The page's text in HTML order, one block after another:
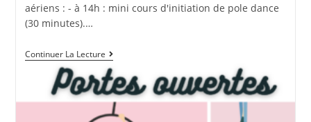
aériens : - à 14h : mini cours d'initiation de pole dance
(30 minutes).…
Continuer La LecturePortes
Ouvertes
:
Le
Samedi
14